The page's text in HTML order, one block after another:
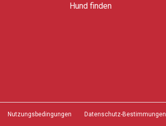
Hund finden
Nutzungsbedingungen Datenschutz-Bestimmungen